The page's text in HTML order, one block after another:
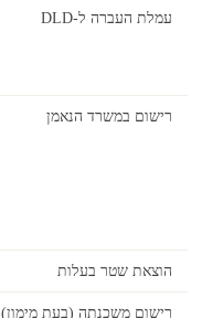
עמלת העברה ל-DLD
רישום במשרד הנאמן
הוצאת שטר בעלות
רישום משכנתה (בעת מימון)